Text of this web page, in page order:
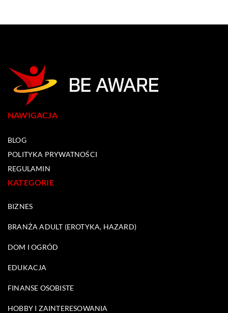
NAWIGACJA
BLOG
POLITYKA PRYWATNOŚCI
REGULAMIN
KATEGORIE
BIZNES
BRANŻA ADULT (EROTYKA, HAZARD)
DOM I OGRÓD
EDUKACJA
FINANSE OSOBISTE
HOBBY I ZAINTERESOWANIA